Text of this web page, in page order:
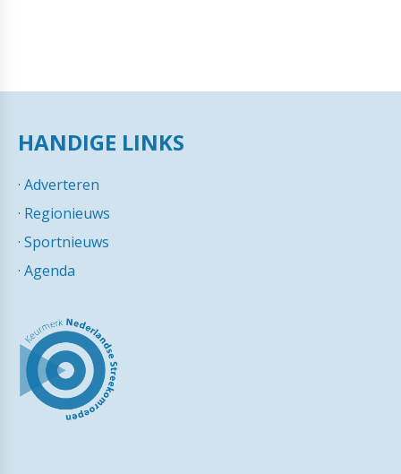
HANDIGE LINKS
· Adverteren
· Regionieuws
· Sportnieuws
· Agenda